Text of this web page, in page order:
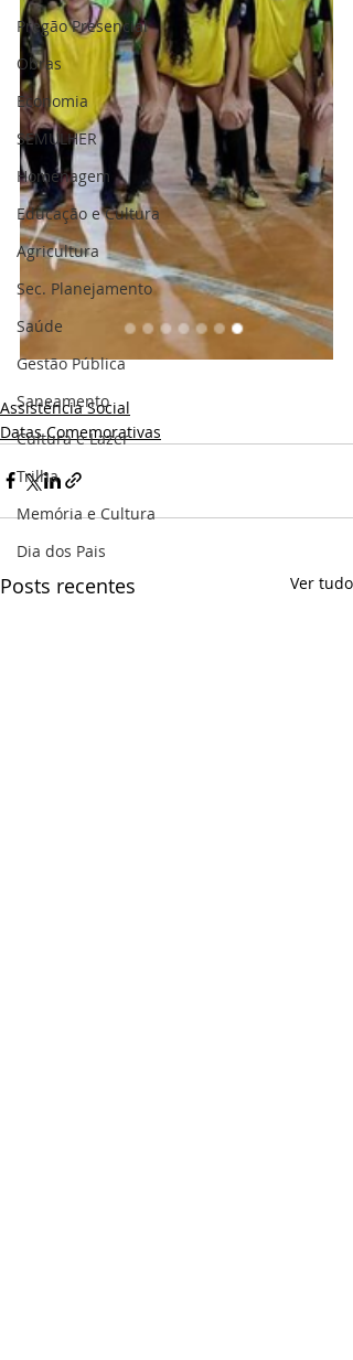
Pregão Presencial
Obras
Economia
SEMULHER
Homenagem
Educação e Cultura
Agricultura
Sec. Planejamento
Saúde
Gestão Pública
Saneamento
Cultura e Lazer
Trilha
Memória e Cultura
Dia dos Pais
Assistência Social
Datas Comemorativas
Posts recentes Ver tudo